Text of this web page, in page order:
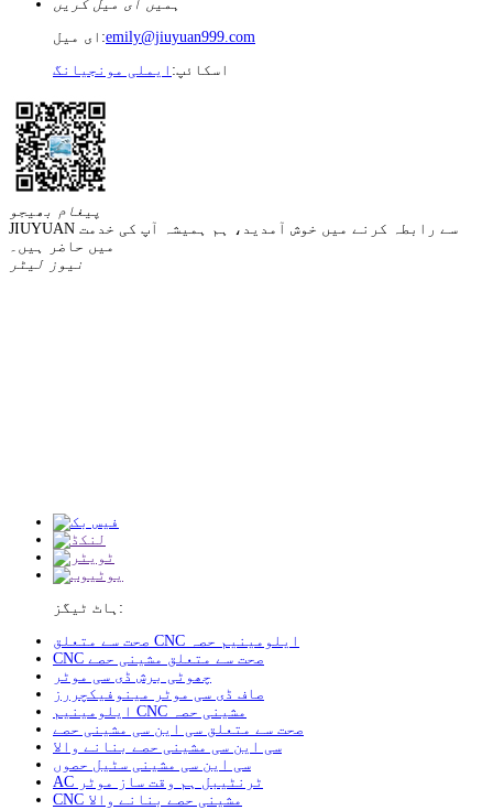
ہمیں ای میل کریں
ای میل:emily@jiuyuan999.com
اسکائپ: ایملی مونجیانگ
پیغام بھیجو
JIUYUAN سے رابطہ کرنے میں خوش آمدید، ہم ہمیشہ آپ کی خدمت
میں حاضر ہیں۔
نیوز لیٹر
ہاٹ ٹیگز:
صحت سے متعلق CNC ایلومینیم حصہ
CNC صحت سے متعلق مشینی حصے
چھوٹی برش ڈی سی موٹر
صاف ڈی سی موٹر مینوفیکچررز
ایلومینیم CNC مشینی حصہ
صحت سے متعلق سی این سی مشینی حصے
سی این سی مشینی حصے بنانے والا
سی این سی مشینی سٹیل حصوں
AC ٹرنٹیبل ہم وقت ساز موٹر
CNC مشینی حصے بنانے والا